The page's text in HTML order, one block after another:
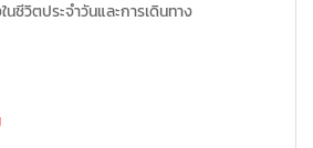
นชีวิตประจำวันและการเดินทาง